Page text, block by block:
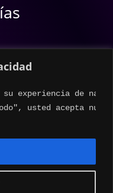
su experiencia de
usted acepta